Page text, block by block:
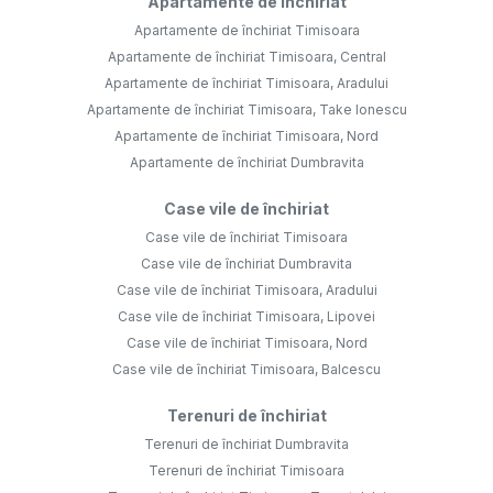
Apartamente de închiriat Timisoara
Apartamente de închiriat Timisoara, Central
Apartamente de închiriat Timisoara, Aradului
Apartamente de închiriat Timisoara, Take Ionescu
Apartamente de închiriat Timisoara, Nord
Apartamente de închiriat Dumbravita
Case vile de închiriat
Case vile de închiriat Timisoara
Case vile de închiriat Dumbravita
Case vile de închiriat Timisoara, Aradului
Case vile de închiriat Timisoara, Lipovei
Case vile de închiriat Timisoara, Nord
Case vile de închiriat Timisoara, Balcescu
Terenuri de închiriat
Terenuri de închiriat Dumbravita
Terenuri de închiriat Timisoara